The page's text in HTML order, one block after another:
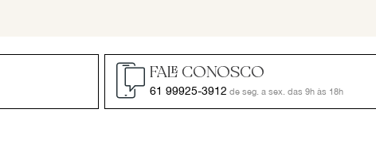
FALE CONOSCO
61 99925-3912 de seg. a sex. das 9h às 18h